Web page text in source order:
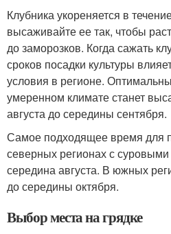
Клубника укореняется в
высаживайте ее так, чтобы
до заморозков. Когда сажать
сроков посадки культуры
условия в регионе.
умеренном климате станет
августа до середины сентября.
Самое подходящее время для
северных регионах с
середина августа. В южных
до середины октября.
Выбор места на грядке